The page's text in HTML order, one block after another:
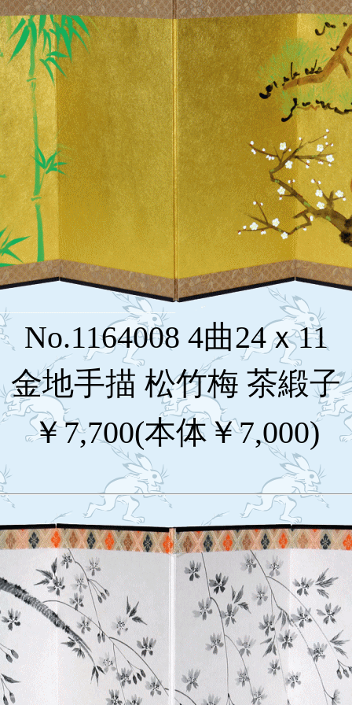
No.1164008 4曲24ｘ11
金地手描 松竹梅 茶緞子
￥7,700(本体￥7,000)